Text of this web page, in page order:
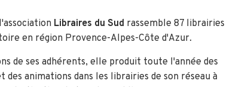
Libraires du Sud rassemble 87 librairies
en région Provence-Alpes-Côte d'Azur.
de ses adhérents, elle produit toute l'année des
des animations dans les librairies de son réseau à